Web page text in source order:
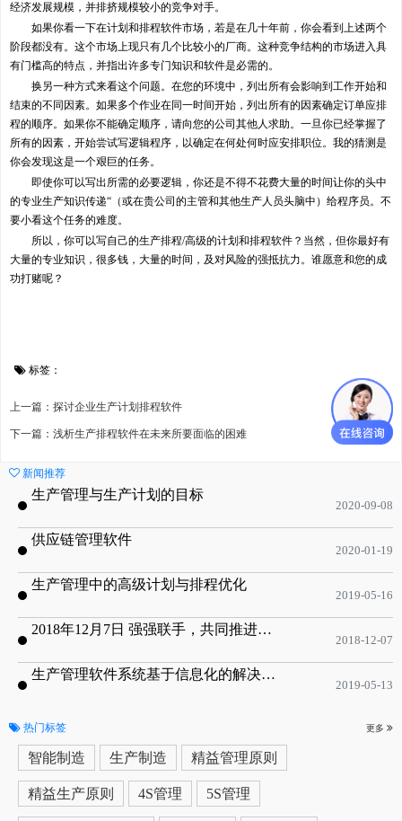
经济发展规模，并排挤规模较小的竞争对手。
如果你看一下在计划和排程软件市场，若是在几十年前，你会看到上述两个
阶段都没有。这个市场上现只有几个比较小的厂商。这种竞争结构的市场进入具
有门槛高的特点，并指出许多专门知识和软件是必需的。
换另一种方式来看这个问题。在您的环境中，列出所有会影响到工作开始和
结束的不同因素。如果多个作业在同一时间开始，列出所有的因素确定订单应排
程的顺序。如果你不能确定顺序，请向您的公司其他人求助。一旦你已经掌握了
所有的因素，开始尝试写逻辑程序，以确定在何处何时应安排职位。我的猜测是
你会发现这是一个艰巨的任务。
即使你可以写出所需的必要逻辑，你还是不得不花费大量的时间让你的头中
的专业生产知识传递“（或在贵公司的主管和其他生产人员头脑中）给程序员。不
要小看这个任务的难度。
所以，你可以写自己的生产排程/高级的计划和排程软件？当然，但你最好有
大量的专业知识，很多钱，大量的时间，及对风险的强抵抗力。谁愿意和您的成
功打赌呢？
标签：
上一篇：探讨企业生产计划排程软件
下一篇：浅析生产排程软件在未来所要面临的困难
新闻推荐
生产管理与生产计划的目标
2020-09-08
供应链管理软件
2020-01-19
生产管理中的高级计划与排程优化
2019-05-16
2018年12月7日 强强联手，共同推进电子器件领域APS应用典范 风华高科生产自动化工业互联网应用项目-APS项目启动会
2018-12-07
生产管理软件系统基于信息化的解决方案
2019-05-13
热门标签 更多
智能制造 生产制造 精益管理原则
精益生产原则 4S管理 5S管理